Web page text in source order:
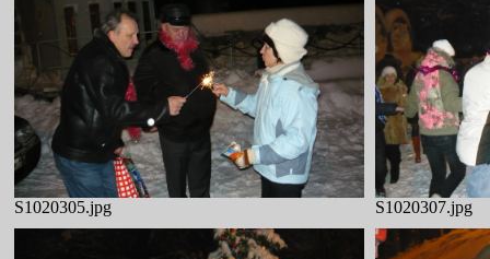
S1020305.jpg S1020307.jpg